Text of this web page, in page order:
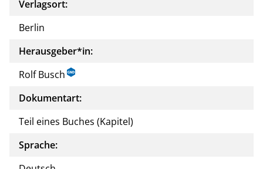
Verlagsort:
Berlin
Herausgeber*in:
Rolf Busch
Dokumentart:
Teil eines Buches (Kapitel)
Sprache: